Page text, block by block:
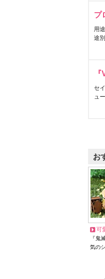
プ
用
途
セ
ュ
お
可
『鬼
気の